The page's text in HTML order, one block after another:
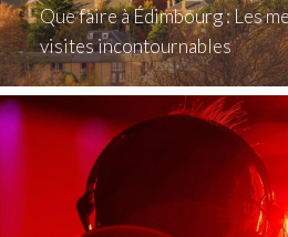
Que faire à Édimbourg : Les
visites incontournables